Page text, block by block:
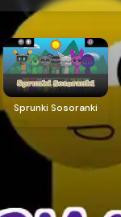
Sprunki Sosoranki